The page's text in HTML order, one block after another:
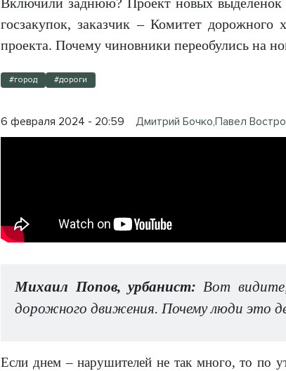
госзакупок, заказчик – Комитет дорожного
проекта. Почему чиновники переобулись на
#город #дороги
6 февраля 2024 - 20:59 Дмитрий Бочко,Павел
Михаил Попов, урбанист: Вот
дорожного движения. Почему люди это
Если днем – нарушителей не так много, то по